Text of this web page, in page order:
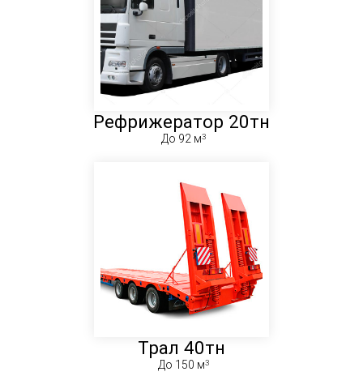
Рефрижератор 20тн
До 92 м
Трал 40тн
До 150 м